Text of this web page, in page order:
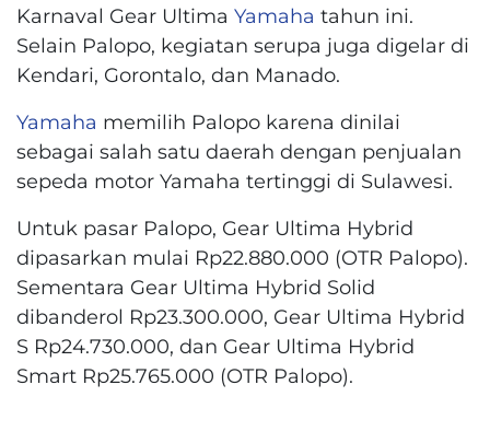
Karnaval Gear Ultima Yamaha tahun ini.
Selain Palopo, kegiatan serupa juga digelar di
Kendari, Gorontalo, dan Manado.
Yamaha memilih Palopo karena dinilai
sebagai salah satu daerah dengan penjualan
sepeda motor Yamaha tertinggi di Sulawesi.
Untuk pasar Palopo, Gear Ultima Hybrid
dipasarkan mulai Rp22.880.000 (OTR Palopo).
Sementara Gear Ultima Hybrid Solid
dibanderol Rp23.300.000, Gear Ultima Hybrid
S Rp24.730.000, dan Gear Ultima Hybrid
Smart Rp25.765.000 (OTR Palopo).